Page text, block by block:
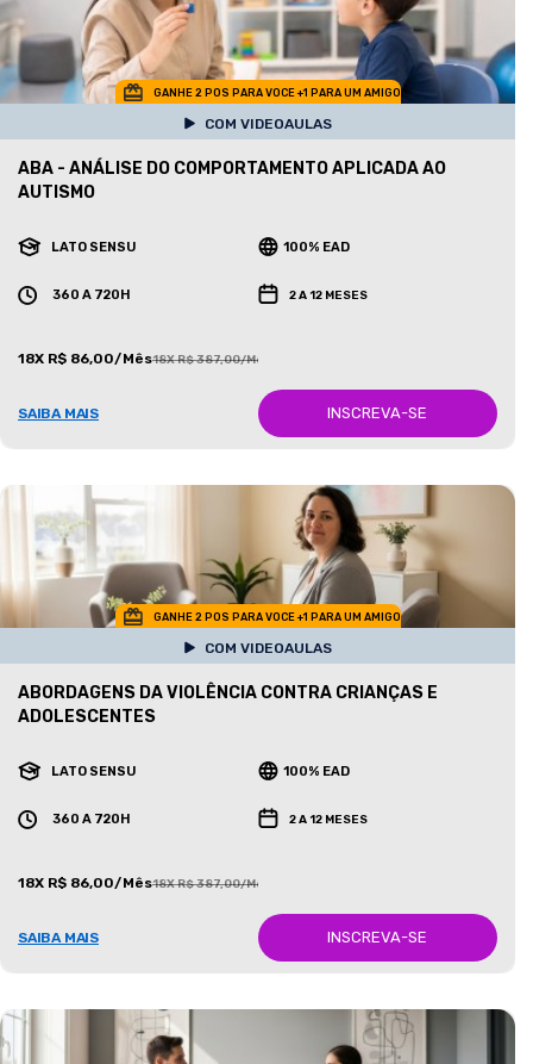
GANHE 2 POS PARA VOCE +1 PARA UM AMIGO
COM VIDEOAULAS
ABA - ANÁLISE DO COMPORTAMENTO APLICADA AO
AUTISMO
LATO SENSU 100% EAD
360 A 720H 2 A 12 MESES
18X R$ 86,00/Mês18X R$ 387,00/Mês
SAIBA MAIS INSCREVA-SE
GANHE 2 POS PARA VOCE +1 PARA UM AMIGO
COM VIDEOAULAS
ABORDAGENS DA VIOLÊNCIA CONTRA CRIANÇAS E
ADOLESCENTES
LATO SENSU 100% EAD
360 A 720H 2 A 12 MESES
18X R$ 86,00/Mês18X R$ 387,00/Mês
SAIBA MAIS INSCREVA-SE